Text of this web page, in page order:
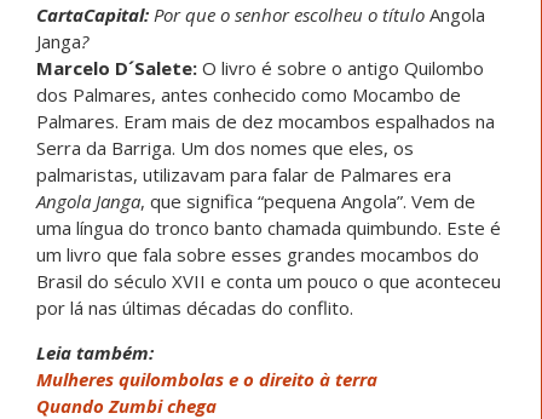
CartaCapital: Por que o senhor escolheu o título Angola
Janga?
Marcelo D´Salete: O livro é sobre o antigo Quilombo
dos Palmares, antes conhecido como Mocambo de
Palmares. Eram mais de dez mocambos espalhados na
Serra da Barriga. Um dos nomes que eles, os
palmaristas, utilizavam para falar de Palmares era
Angola Janga, que significa “pequena Angola”. Vem de
uma língua do tronco banto chamada quimbundo. Este é
um livro que fala sobre esses grandes mocambos do
Brasil do século XVII e conta um pouco o que aconteceu
por lá nas últimas décadas do conflito.
Leia também:
Mulheres quilombolas e o direito à terra
Quando Zumbi chega